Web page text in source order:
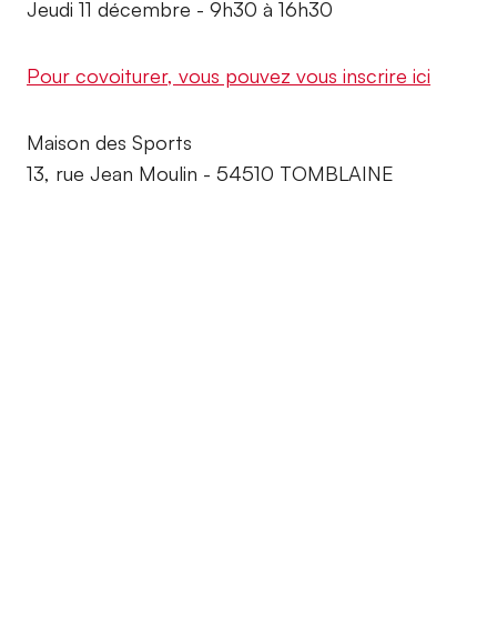
Jeudi 11 décembre - 9h30 à 16h30
Pour covoiturer, vous pouvez vous inscrire ici
Maison des Sports
13, rue Jean Moulin - 54510 TOMBLAINE